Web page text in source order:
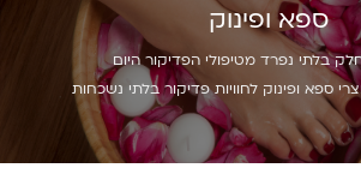
ספא ופינוק
בלתי נפרד מטיפולי הפדיקור היום
ספא ופינוק לחוויות פדיקור בלתי נשכחות